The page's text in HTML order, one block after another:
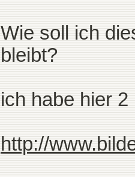
Wie soll ich
bleibt?
ich habe hier
http://